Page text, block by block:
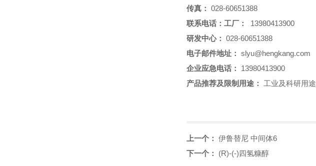
传真： 028-60651388
联系电话：工厂：
13980413900
研发中心： 028-60651388
电子邮件地址： slyu@hengkang.com
企业应急电话：
13980413900
产品推荐及限制用途：
工业及科研用途
上一个： 伊鲁替尼 中间体6
下一个： (R)-(-)四氢糠醇